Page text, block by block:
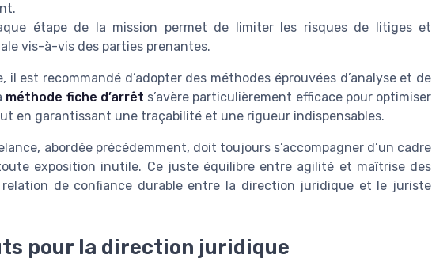
étape de la mission permet de limiter les risques de litiges et
vis-à-vis des parties prenantes.
est recommandé d’adopter des méthodes éprouvées d’analyse et de
méthode fiche d’arrêt s’avère particulièrement efficace pour optimiser
en garantissant une traçabilité et une rigueur indispensables.
abordée précédemment, doit toujours s’accompagner d’un cadre
exposition inutile. Ce juste équilibre entre agilité et maîtrise des
de confiance durable entre la direction juridique et le juriste
pour la direction juridique